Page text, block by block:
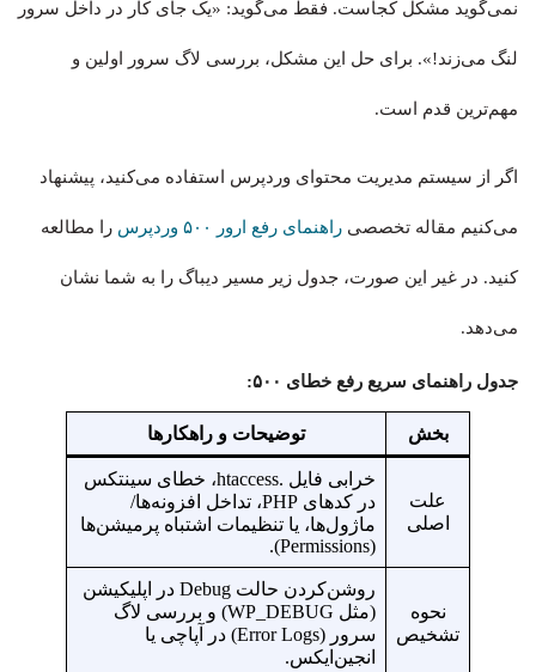
نمی‌گوید مشکل کجاست. فقط می‌گوید: «یک جای کار در داخل سرور
لنگ می‌زند!». برای حل این مشکل، بررسی لاگ سرور اولین و
مهم‌ترین قدم است.
اگر از سیستم مدیریت محتوای وردپرس استفاده می‌کنید، پیشنهاد
می‌کنیم مقاله تخصصی راهنمای رفع ارور ۵۰۰ وردپرس را مطالعه
کنید. در غیر این صورت، جدول زیر مسیر دیباگ را به شما نشان
می‌دهد.
جدول راهنمای سریع رفع خطای ۵۰۰:
بخش توضیحات و راهکارها
علت
اصلی
خرابی فایل .htaccess، خطای سینتکس
در کدهای PHP، تداخل افزونه‌ها/
ماژول‌ها، یا تنظیمات اشتباه پرمیشن‌ها
(Permissions).
نحوه
تشخیص
روشن‌کردن حالت Debug در اپلیکیشن
(مثل WP_DEBUG) و بررسی لاگ
سرور (Error Logs) در آپاچی یا
انجین‌ایکس.